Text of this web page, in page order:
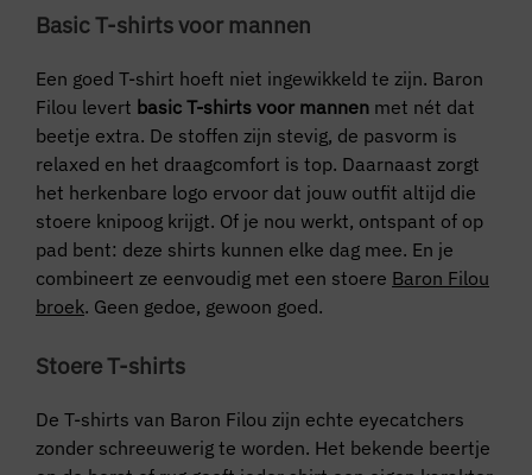
Basic T-shirts voor mannen
Een goed T-shirt hoeft niet ingewikkeld te zijn. Baron
Filou levert basic T-shirts voor mannen met nét dat
beetje extra. De stoffen zijn stevig, de pasvorm is
relaxed en het draagcomfort is top. Daarnaast zorgt
het herkenbare logo ervoor dat jouw outfit altijd die
stoere knipoog krijgt. Of je nou werkt, ontspant of op
pad bent: deze shirts kunnen elke dag mee. En je
combineert ze eenvoudig met een stoere Baron Filou
broek. Geen gedoe, gewoon goed.
Stoere T-shirts
De T-shirts van Baron Filou zijn echte eyecatchers
zonder schreeuwerig te worden. Het bekende beertje